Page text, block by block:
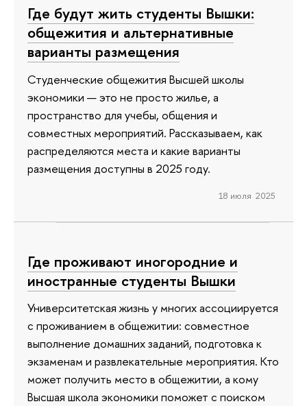
Где будут жить студенты Вышки:
общежития и альтернативные
варианты размещения
Студенческие общежития Высшей школы
экономики — это не просто жилье, а
пространство для учебы, общения и
совместных мероприятий. Рассказываем, как
распределяются места и какие варианты
размещения доступны в 2025 году.
18 июля 2025
Где проживают иногородние и
иностранные студенты Вышки
Университетская жизнь у многих ассоциируется
с проживанием в общежитии: совместное
выполнение домашних заданий, подготовка к
экзаменам и развлекательные мероприятия. Кто
может получить место в общежитии, а кому
Высшая школа экономики поможет с поиском